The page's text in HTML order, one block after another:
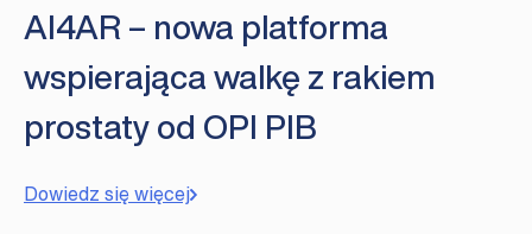
AI4AR – nowa platforma
wspierająca walkę z rakiem
prostaty od OPI PIB
Dowiedz się więcej